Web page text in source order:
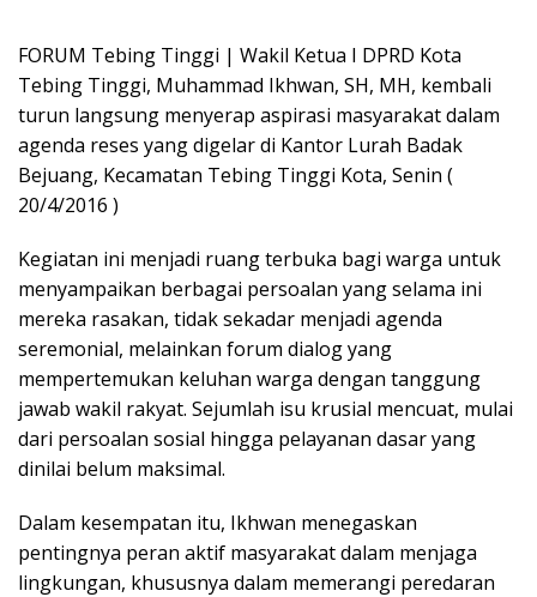
FORUM Tebing Tinggi | Wakil Ketua I DPRD Kota
Tebing Tinggi, Muhammad Ikhwan, SH, MH, kembali
turun langsung menyerap aspirasi masyarakat dalam
agenda reses yang digelar di Kantor Lurah Badak
Bejuang, Kecamatan Tebing Tinggi Kota, Senin (
20/4/2016 )
Kegiatan ini menjadi ruang terbuka bagi warga untuk
menyampaikan berbagai persoalan yang selama ini
mereka rasakan, tidak sekadar menjadi agenda
seremonial, melainkan forum dialog yang
mempertemukan keluhan warga dengan tanggung
jawab wakil rakyat. Sejumlah isu krusial mencuat, mulai
dari persoalan sosial hingga pelayanan dasar yang
dinilai belum maksimal.
Dalam kesempatan itu, Ikhwan menegaskan
pentingnya peran aktif masyarakat dalam menjaga
lingkungan, khususnya dalam memerangi peredaran